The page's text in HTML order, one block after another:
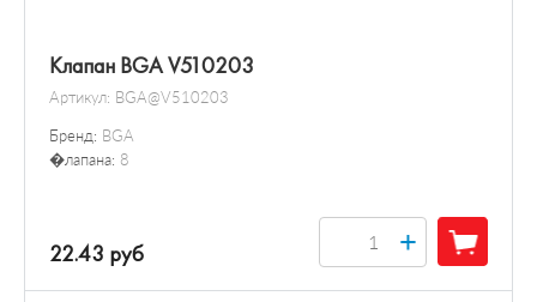
Клапан BGA V510203
Артикул: BGA@V510203
Бренд: BGA
�лапана: 8
22.43 руб +